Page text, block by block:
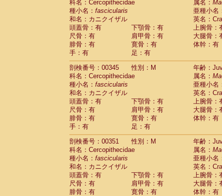
科名：Cercopithecidae
属名：
種小名： fascicularis
亜種小名
和名：カニクイザル
英名：
頭蓋骨：有
下顎骨：有
上腕骨：
尺骨：有
肩甲骨：有
大腿骨：
腓骨：有
寛骨：有
体幹：有
手：有
足：有
剖検番号：00345
性別：M
年齢：
科名：Cercopithecidae
属名：
種小名： fascicularis
亜種小名
和名：カニクイザル
英名：
頭蓋骨：有
下顎骨：有
上腕骨：
尺骨：有
肩甲骨：有
大腿骨：
腓骨：有
寛骨：有
体幹：有
手：有
足：有
剖検番号：00351
性別：M
年齢：
科名：Cercopithecidae
属名：
種小名： fascicularis
亜種小名
和名：カニクイザル
英名：
頭蓋骨：有
下顎骨：有
上腕骨：
尺骨：有
肩甲骨：有
大腿骨：
腓骨：有
寛骨：有
体幹：有